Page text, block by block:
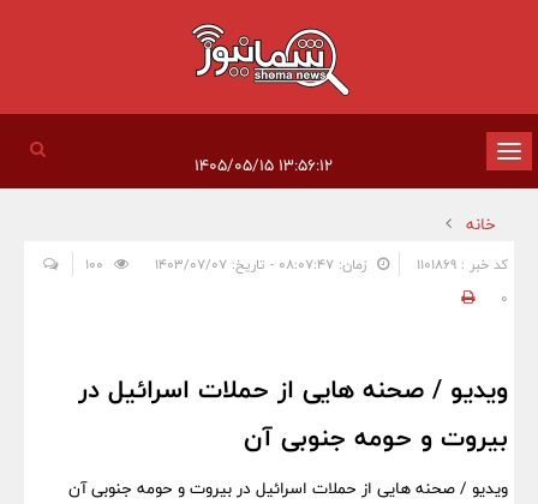
تغییر
وضعیت
ناوبری
خانه
کد خبر : 1101869 زمان: ۰۸:۰۷:۴۷ - تاریخ: ۱۴۰۳/۰۷/۰۷
0
ویدیو / صحنه هایی از حملات اسرائیل در
بیروت و حومه جنوبی آن
ویدیو / صحنه هایی از حملات اسرائیل در بیروت و حومه جنوبی آن